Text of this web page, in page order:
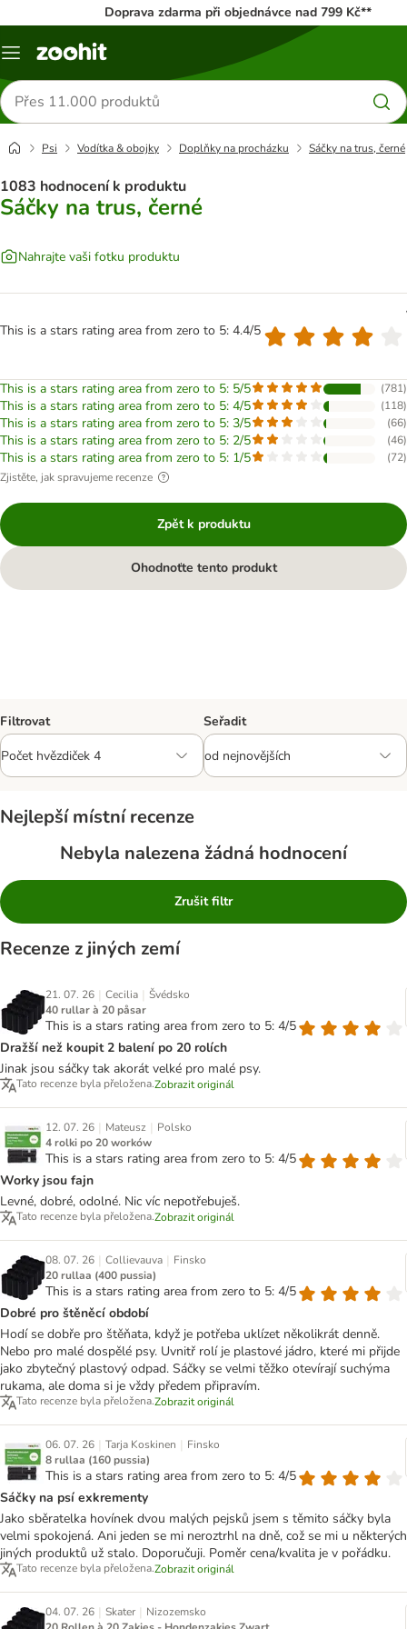
Doprava zdarma při objednávce nad 799 Kč**
Menu
Hledat
produkty
Psi Vodítka & obojky Doplňky na procházku Sáčky na trus, černé
1083 hodnocení k produktu
Sáčky na trus, černé
Nahrajte vaši fotku produktu
This is a stars rating area from zero to 5: 4.4/5
This is a stars rating area from zero to 5: 5/5 (781)
This is a stars rating area from zero to 5: 4/5 (118)
This is a stars rating area from zero to 5: 3/5 (66)
This is a stars rating area from zero to 5: 2/5 (46)
This is a stars rating area from zero to 5: 1/5 (72)
Zjistěte, jak spravujeme recenze
Zpět k produktu
Ohodnoťte tento produkt
Filtrovat Seřadit
Nejlepší místní recenze
Nebyla nalezena žádná hodnocení
Zrušit filtr
Recenze z jiných zemí
21. 07. 26 | Cecilia | Švédsko
40 rullar à 20 påsar
This is a stars rating area from zero to 5: 4/5
Dražší než koupit 2 balení po 20 rolích
Jinak jsou sáčky tak akorát velké pro malé psy.
Tato recenze byla přeložena.Zobrazit originál
12. 07. 26 | Mateusz | Polsko
4 rolki po 20 worków
This is a stars rating area from zero to 5: 4/5
Worky jsou fajn
Levné, dobré, odolné. Nic víc nepotřebuješ.
Tato recenze byla přeložena.Zobrazit originál
08. 07. 26 | Collievauva | Finsko
20 rullaa (400 pussia)
This is a stars rating area from zero to 5: 4/5
Dobré pro štěněcí období
Hodí se dobře pro štěňata, když je potřeba uklízet několikrát denně.
Nebo pro malé dospělé psy. Uvnitř rolí je plastové jádro, které mi přijde
jako zbytečný plastový odpad. Sáčky se velmi těžko otevírají suchýma
rukama, ale doma si je vždy předem připravím.
Tato recenze byla přeložena.Zobrazit originál
06. 07. 26 | Tarja Koskinen | Finsko
8 rullaa (160 pussia)
This is a stars rating area from zero to 5: 4/5
Sáčky na psí exkrementy
Jako sběratelka hovínek dvou malých pejsků jsem s těmito sáčky byla
velmi spokojená. Ani jeden se mi neroztrhl na dně, což se mi u některých
jiných produktů už stalo. Doporučuji. Poměr cena/kvalita je v pořádku.
Tato recenze byla přeložena.Zobrazit originál
04. 07. 26 | Skater | Nizozemsko